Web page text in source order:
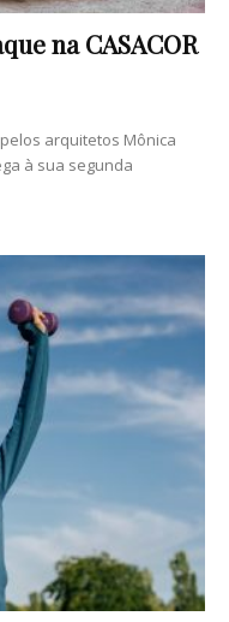
na CASACOR
arquitetos Mônica
à sua segunda